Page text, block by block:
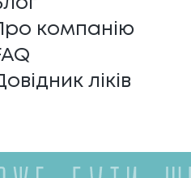
Про компанію
ліків